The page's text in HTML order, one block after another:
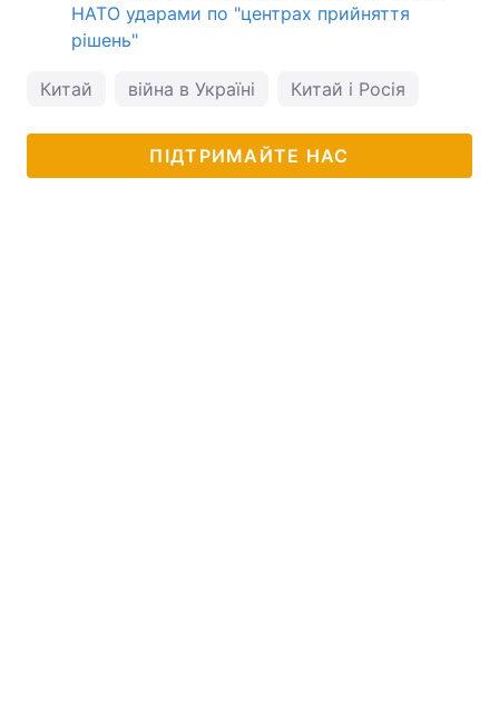
НАТО ударами по "центрах прийняття
рішень"
Китай війна в Україні Китай і Росія
ПІДТРИМАЙТЕ НАС